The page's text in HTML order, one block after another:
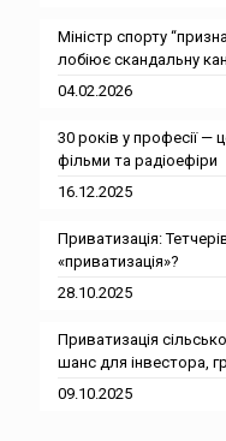
Міністр спорту
лобіює скандальну
04.02.2026
30 років у професії —
фільми та радіоефіри
16.12.2025
Приватизація:
«приватизація»?
28.10.2025
Приватизація
шанс для інвестора,
09.10.2025